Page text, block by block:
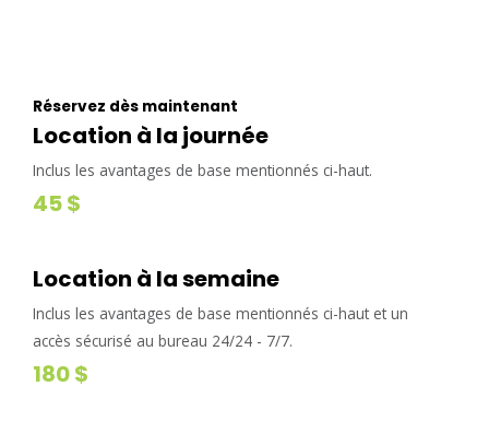
Réservez dès maintenant
Location à la journée
Inclus les avantages de base mentionnés ci-haut.
45 $
Location à la semaine
Inclus les avantages de base mentionnés ci-haut et un
accès sécurisé au bureau 24/24 - 7/7.
180 $